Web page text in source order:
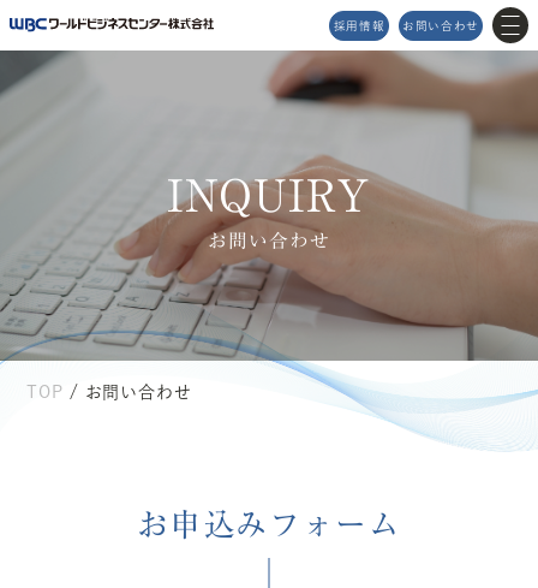
採用情報 お問い合わせ
TOP
サービス
プロダクト
会社情報
サスティナビリティ
企業理念
アクセスマップ
イベント情報
Topics2026/04/03 STNet高松データセンター（Powerico）の導入事例として、弊社サービスのインタビュー記事が掲載されました。
INQUIRY
お問い合わせ
TOP / お問い合わせ
お申込みフォーム